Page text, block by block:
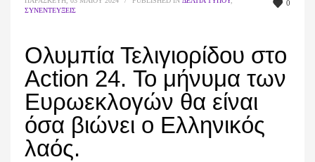
0
ΣΥΝΕΝΤΕΎΞΕΙΣ
Ολυμπία Τελιγιορίδου στο
Action 24. Το μήνυμα των
Ευρωεκλογών θα είναι
όσα βιώνει ο Ελληνικός
λαός.